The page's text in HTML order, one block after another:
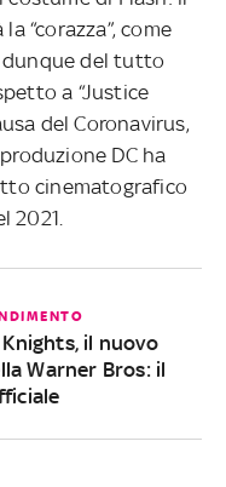
“corazza”, come
dunque del tutto
a “Justice
del Coronavirus,
DC ha
cinematografico
2021.
il nuovo
Warner Bros: il